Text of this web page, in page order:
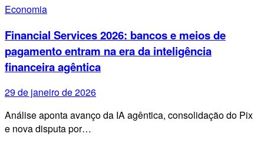
Economia
Financial Services 2026: bancos e meios de
pagamento entram na era da inteligência
financeira agêntica
29 de janeiro de 2026
Análise aponta avanço da IA agêntica, consolidação do Pix
e nova disputa por…